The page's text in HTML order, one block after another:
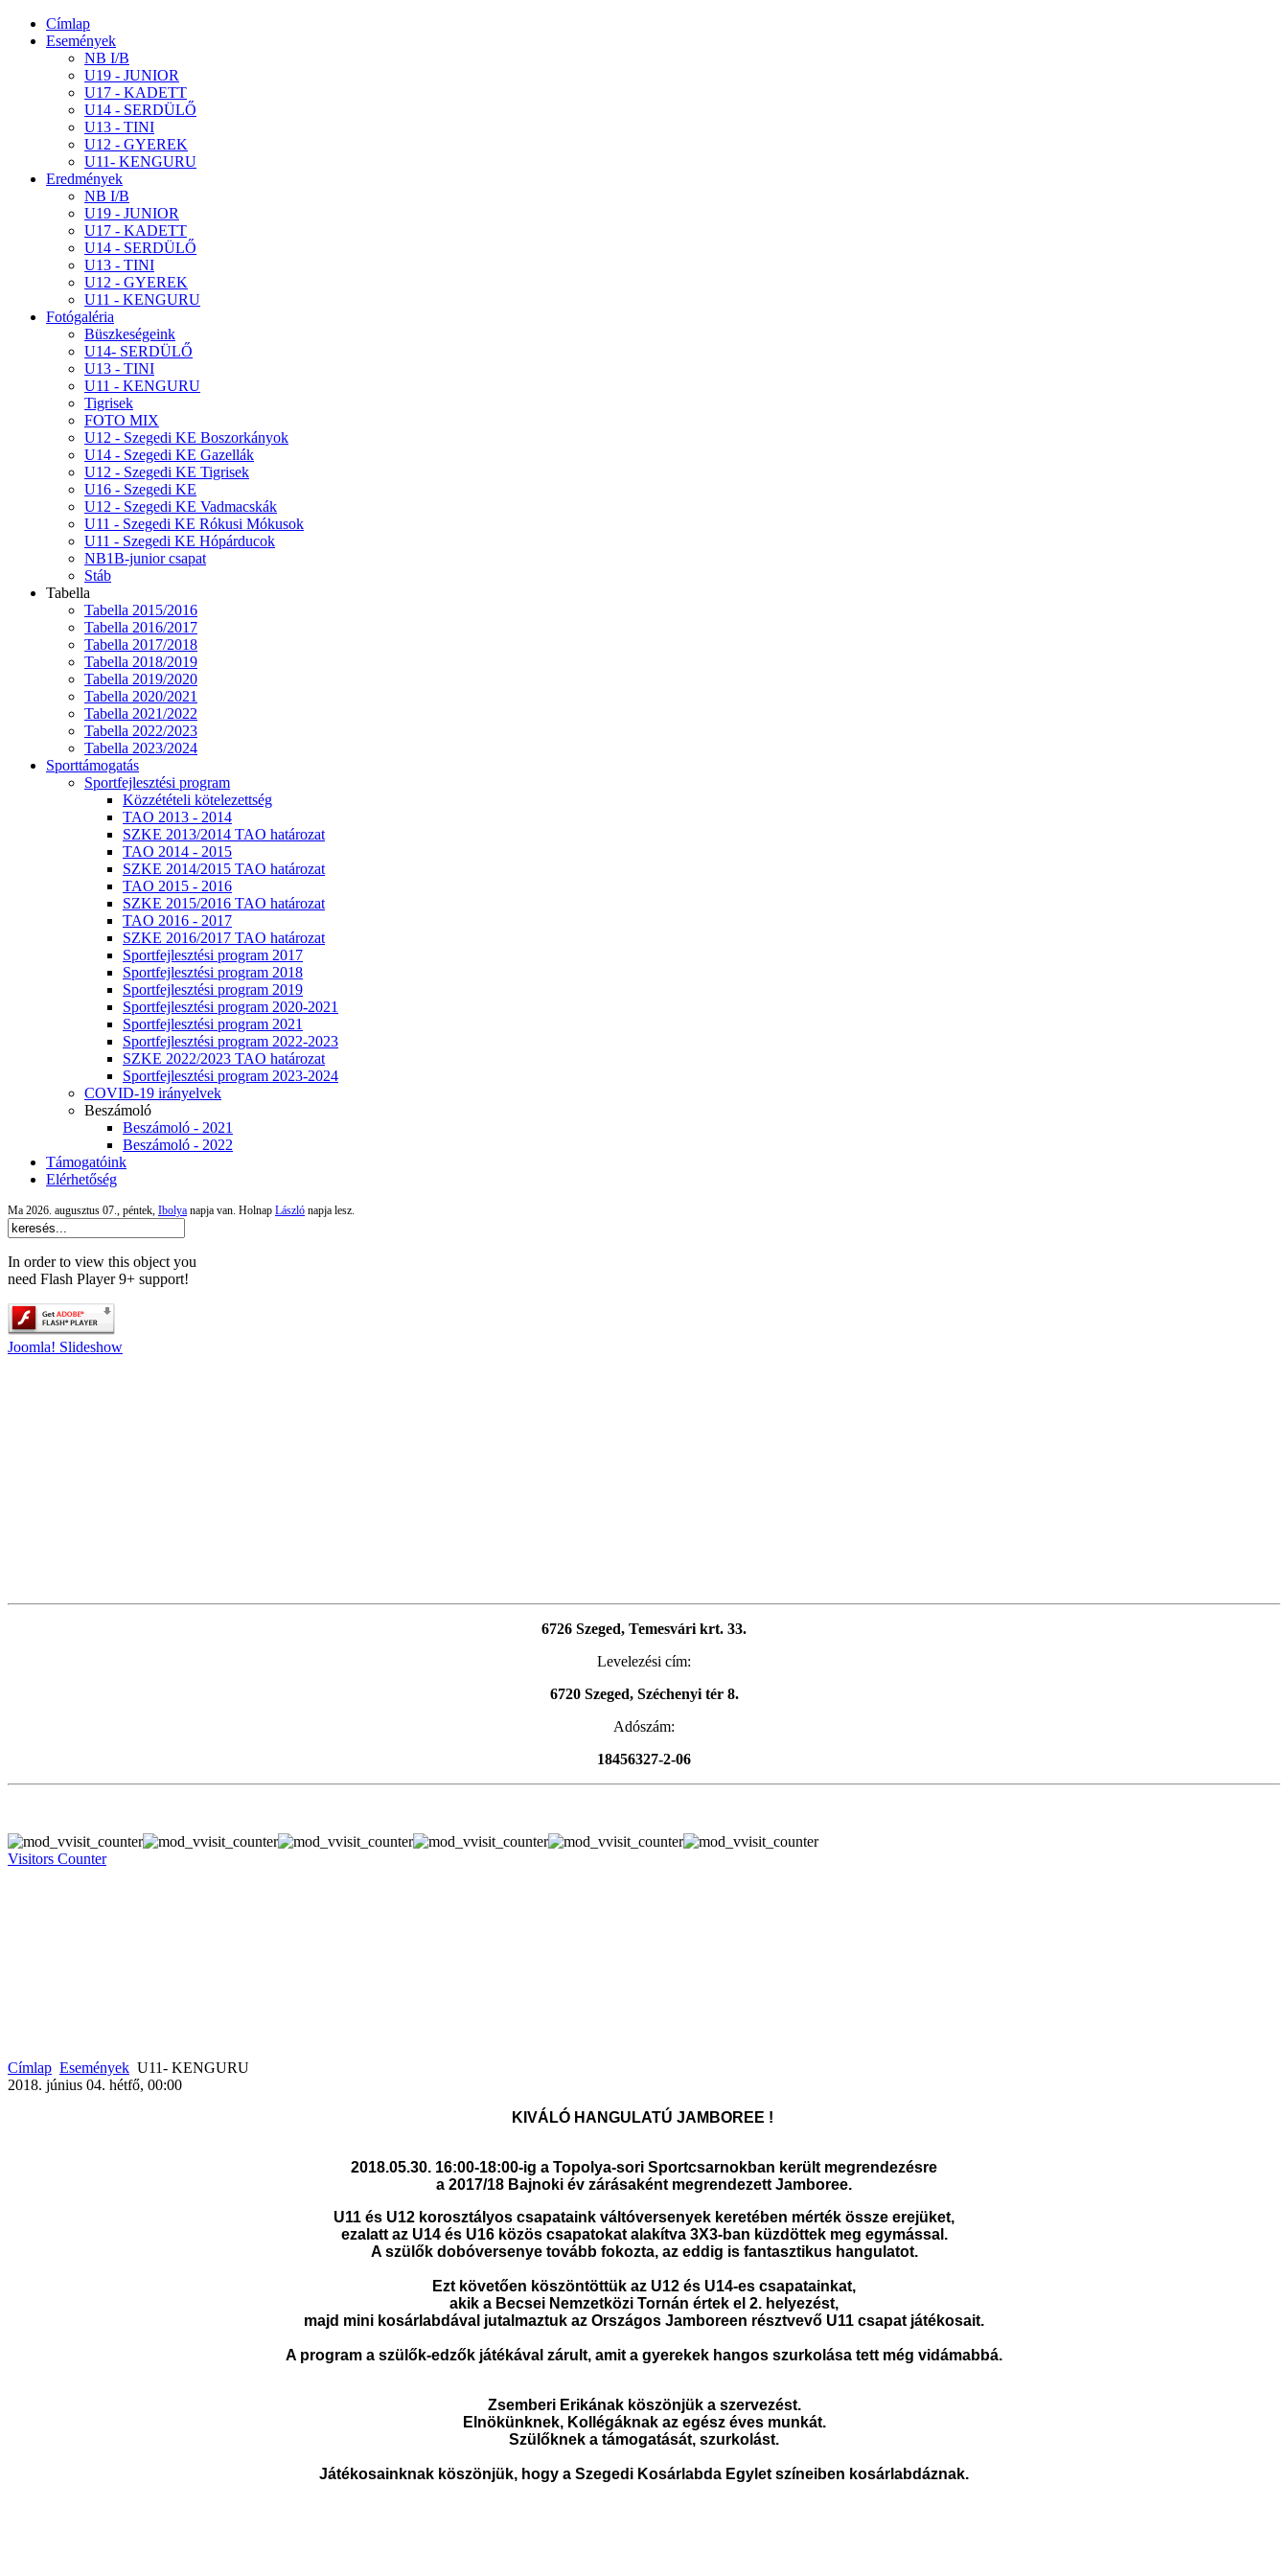
Címlap
Események
NB I/B
U19 - JUNIOR
U17 - KADETT
U14 - SERDÜLŐ
U13 - TINI
U12 - GYEREK
U11- KENGURU
Eredmények
NB I/B
U19 - JUNIOR
U17 - KADETT
U14 - SERDÜLŐ
U13 - TINI
U12 - GYEREK
U11 - KENGURU
Fotógaléria
Büszkeségeink
U14- SERDÜLŐ
U13 - TINI
U11 - KENGURU
Tigrisek
FOTO MIX
U12 - Szegedi KE Boszorkányok
U14 - Szegedi KE Gazellák
U12 - Szegedi KE Tigrisek
U16 - Szegedi KE
U12 - Szegedi KE Vadmacskák
U11 - Szegedi KE Rókusi Mókusok
U11 - Szegedi KE Hópárducok
NB1B-junior csapat
Stáb
Tabella
Tabella 2015/2016
Tabella 2016/2017
Tabella 2017/2018
Tabella 2018/2019
Tabella 2019/2020
Tabella 2020/2021
Tabella 2021/2022
Tabella 2022/2023
Tabella 2023/2024
Sporttámogatás
Sportfejlesztési program
Közzétételi kötelezettség
TAO 2013 - 2014
SZKE 2013/2014 TAO határozat
TAO 2014 - 2015
SZKE 2014/2015 TAO határozat
TAO 2015 - 2016
SZKE 2015/2016 TAO határozat
TAO 2016 - 2017
SZKE 2016/2017 TAO határozat
Sportfejlesztési program 2017
Sportfejlesztési program 2018
Sportfejlesztési program 2019
Sportfejlesztési program 2020-2021
Sportfejlesztési program 2021
Sportfejlesztési program 2022-2023
SZKE 2022/2023 TAO határozat
Sportfejlesztési program 2023-2024
COVID-19 irányelvek
Beszámoló
Beszámoló - 2021
Beszámoló - 2022
Támogatóink
Elérhetőség
Ma 2026. augusztus 07., péntek, Ibolya napja van. Holnap László napja lesz.
In order to view this object you
need Flash Player 9+ support!
Joomla! Slideshow
6726 Szeged, Temesvári krt. 33.
Levelezési cím:
6720 Szeged, Széchenyi tér 8.
Adószám:
18456327-2-06
Visitors Counter
Címlap Események U11- KENGURU
2018. június 04. hétfő, 00:00
KIVÁLÓ HANGULATÚ JAMBOREE !
2018.05.30. 16:00-18:00-ig a Topolya-sori Sportcsarnokban került megrendezésre
a 2017/18 Bajnoki év zárásaként megrendezett Jamboree.
U11 és U12 korosztályos csapataink váltóversenyek keretében mérték össze erejüket,
ezalatt az U14 és U16 közös csapatokat alakítva 3X3-ban küzdöttek meg egymással.
A szülők dobóversenye tovább fokozta, az eddig is fantasztikus hangulatot.
Ezt követően köszöntöttük az U12 és U14-es csapatainkat,
akik a Becsei Nemzetközi Tornán értek el 2. helyezést,
majd mini kosárlabdával jutalmaztuk az Országos Jamboreen résztvevő U11 csapat játékosait.
A program a szülők-edzők játékával zárult, amit a gyerekek hangos szurkolása tett még vidámabbá.
Zsemberi Erikának köszönjük a szervezést.
Elnökünknek, Kollégáknak az egész éves munkát.
Szülőknek a támogatását, szurkolást.
Játékosainknak köszönjük, hogy a Szegedi Kosárlabda Egylet színeiben kosárlabdáznak.